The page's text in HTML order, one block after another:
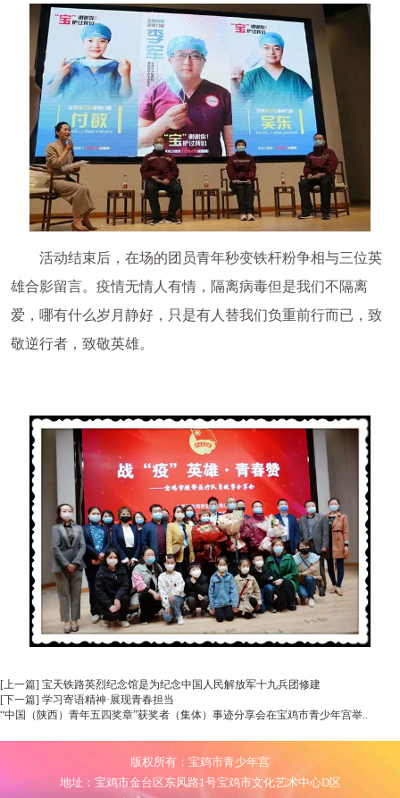
活动结束后，在场的团员青年秒变铁杆粉争相与三位英
雄合影留言。疫情无情人有情，隔离病毒但是我们不隔离
爱，哪有什么岁月静好，只是有人替我们负重前行而已，致
敬逆行者，致敬英雄。
[上一篇] 宝天铁路英烈纪念馆是为纪念中国人民解放军十九兵团修建
[下一篇] 学习寄语精神·展现青春担当
“中国（陕西）青年五四奖章”获奖者（集体）事迹分享会在宝鸡市青少年宫举..
版权所有：宝鸡市青少年宫
地址：宝鸡市金台区东风路1号宝鸡市文化艺术中心D区